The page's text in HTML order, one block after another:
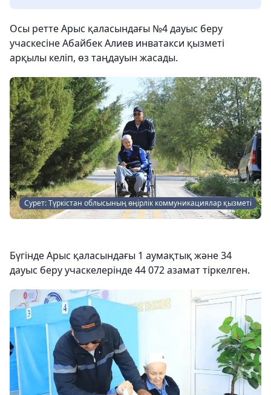
Осы ретте Арыс қаласындағы №4 дауыс беру
учаскесіне Абайбек Алиев инватакси қызметі
арқылы келіп, өз таңдауын жасады.
Сурет: Түркістан облысының өңірлік коммуникациялар қызметі
Бүгінде Арыс қаласындағы 1 аумақтық және 34
дауыс беру учаскелерінде 44 072 азамат тіркелген.